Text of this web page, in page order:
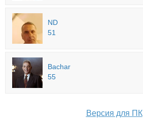
ND
51
Bachar
55
Версия для ПК